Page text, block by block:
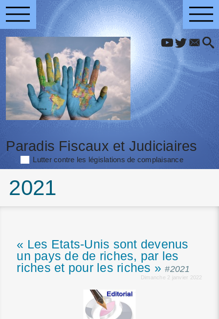
Paradis Fiscaux et Judiciaires
Lutter contre les législations de complaisance
2021
« Les Etats-Unis sont devenus
un pays de de riches, par les
riches et pour les riches »#2021
Dimanche 2 janvier 2022